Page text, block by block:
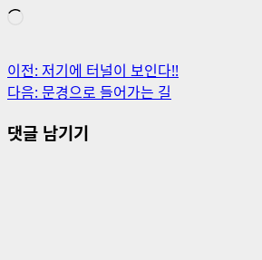
중...
게
시
물
이전: 저기에 터널이 보인다!!
다음: 문경으로 들어가는 길
댓글 남기기